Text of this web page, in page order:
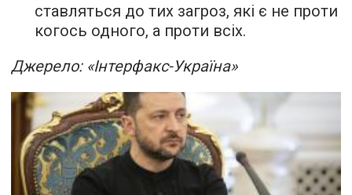
ставляться до тих загроз, які є не проти
когось одного, а проти всіх.
Джерело: «Інтерфакс-Україна»